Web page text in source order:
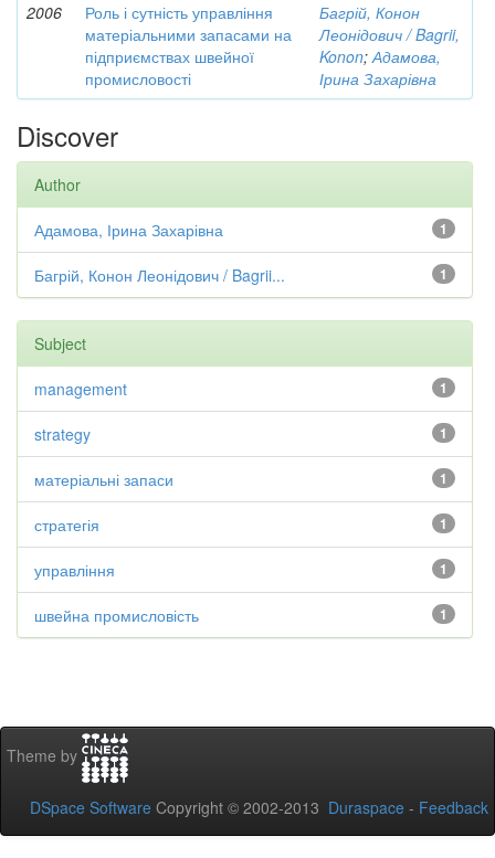
2006
Роль і сутність управління
матеріальними запасами на
підприємствах швейної
промисловості
Багрій, Конон
Леонідович / Bagrii,
Konon;Адамова,
Ірина Захарівна
Discover
Author
1
Адамова, Ірина Захарівна
1
Багрій, Конон Леонідович / Bagrii...
Subject
1
management
1
strategy
1
матеріальні запаси
1
стратегія
1
управління
1
швейна промисловість
Theme by
DSpace Software Copyright © 2002-2013 Duraspace - Feedback